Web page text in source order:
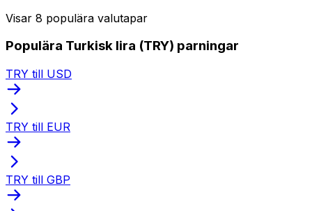
Visar 8 populära valutapar
Populära Turkisk lira (TRY) parningar
TRY till USD
TRY till EUR
TRY till GBP